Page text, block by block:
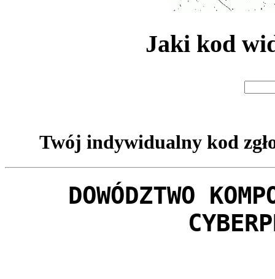
Jaki kod
Twój indywidualny kod
DOWÓDZTWO